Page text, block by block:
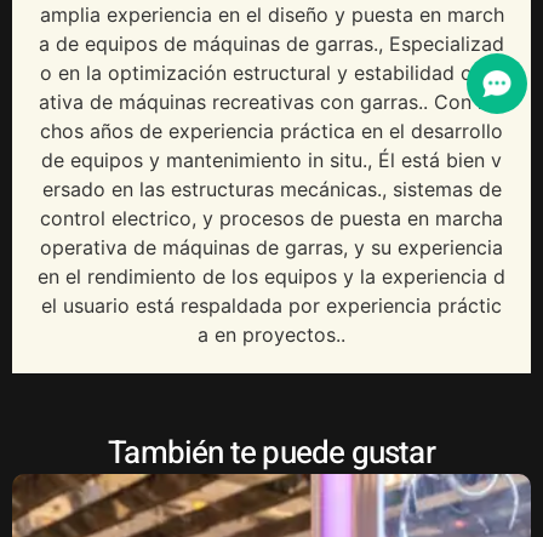
amplia experiencia en el diseño y puesta en march
a de equipos de máquinas de garras., Especializad
o en la optimización estructural y estabilidad oper
ativa de máquinas recreativas con garras.. Con mu
chos años de experiencia práctica en el desarrollo
de equipos y mantenimiento in situ., Él está bien v
ersado en las estructuras mecánicas., sistemas de
control electrico, y procesos de puesta en marcha
operativa de máquinas de garras, y su experiencia
en el rendimiento de los equipos y la experiencia d
el usuario está respaldada por experiencia práctic
a en proyectos..
También te puede gustar